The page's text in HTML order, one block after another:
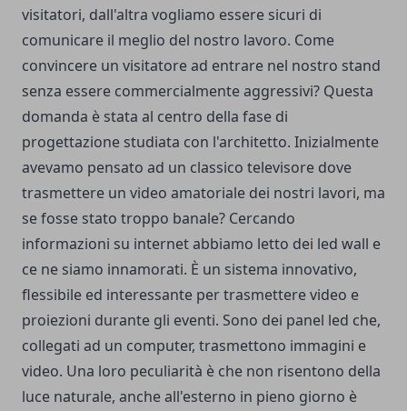
visitatori, dall'altra vogliamo essere sicuri di
comunicare il meglio del nostro lavoro. Come
convincere un visitatore ad entrare nel nostro stand
senza essere commercialmente aggressivi? Questa
domanda è stata al centro della fase di
progettazione studiata con l'architetto. Inizialmente
avevamo pensato ad un classico televisore dove
trasmettere un video amatoriale dei nostri lavori, ma
se fosse stato troppo banale? Cercando
informazioni su internet abbiamo letto dei led wall e
ce ne siamo innamorati. È un sistema innovativo,
flessibile ed interessante per trasmettere video e
proiezioni durante gli eventi. Sono dei panel led che,
collegati ad un computer, trasmettono immagini e
video. Una loro peculiarità è che non risentono della
luce naturale, anche all'esterno in pieno giorno è